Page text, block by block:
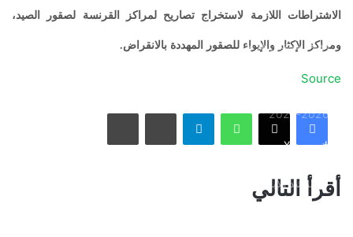
الاشتراطات اللازمة لاستخراج تصاريح لمراكز القرنسة لصقور الصيد،
ومراكز الإكثار والإيواء للصقور المهددة بالانقراض.
Source
فيسبوك X
واتساب تيلقرام مشاركة عبر البريد طباعة
أقرأ التالي
هجوم بمضيق هرمز
2026-2027
«المرشد الإيراني» يشعل العالم